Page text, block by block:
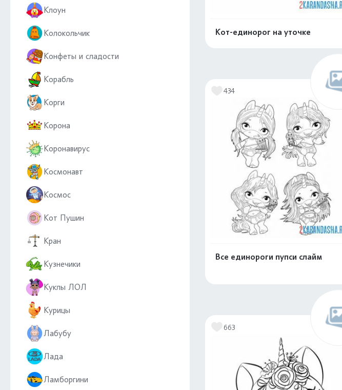
Клоун
Колокольчик
Конфеты и сладости
Корабль
Корги
Корона
Коронавирус
Космонавт
Космос
Кот Пушин
Кран
Кузнечики
Куклы ЛОЛ
Курицы
Лабубу
Лада
Ламборгини
Кот-единорог на уточке
434
Все единороги пупси слайм
663